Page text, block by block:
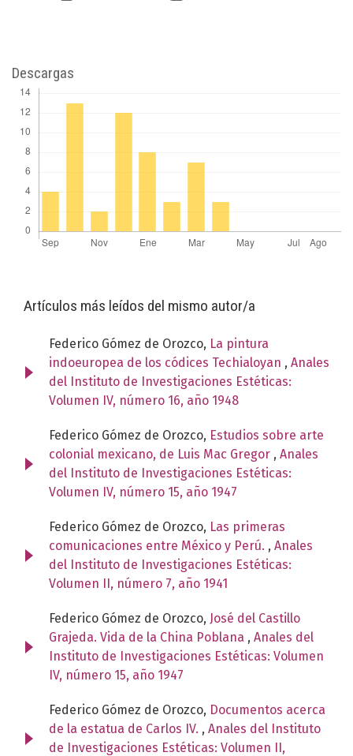
Descargas
Artículos más leídos del mismo autor/a
Federico Gómez de Orozco, La pintura
indoeuropea de los códices Techialoyan , Anales
del Instituto de Investigaciones Estéticas:
Volumen IV, número 16, año 1948
Federico Gómez de Orozco, Estudios sobre arte
colonial mexicano, de Luis Mac Gregor , Anales
del Instituto de Investigaciones Estéticas:
Volumen IV, número 15, año 1947
Federico Gómez de Orozco, Las primeras
comunicaciones entre México y Perú. , Anales
del Instituto de Investigaciones Estéticas:
Volumen II, número 7, año 1941
Federico Gómez de Orozco, José del Castillo
Grajeda. Vida de la China Poblana , Anales del
Instituto de Investigaciones Estéticas: Volumen
IV, número 15, año 1947
Federico Gómez de Orozco, Documentos acerca
de la estatua de Carlos IV. , Anales del Instituto
de Investigaciones Estéticas: Volumen II,